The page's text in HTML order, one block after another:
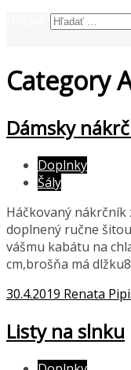
Category
Dámsky
Doplnky
Šály
Háčkovaný nákrčník
doplnený ručne
vášmu kabátu na
cm,brošňa má
30.4.2019 Renata
Listy na slnku